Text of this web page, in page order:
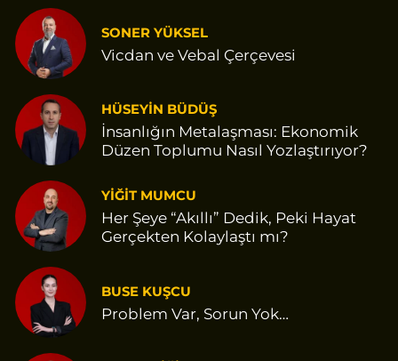
SONER YÜKSEL
Vicdan ve Vebal Çerçevesi
HÜSEYİN BÜDÜŞ
İnsanlığın Metalaşması: Ekonomik
Düzen Toplumu Nasıl Yozlaştırıyor?
YİĞİT MUMCU
Her Şeye “Akıllı” Dedik, Peki Hayat
Gerçekten Kolaylaştı mı?
BUSE KUŞCU
Problem Var, Sorun Yok…